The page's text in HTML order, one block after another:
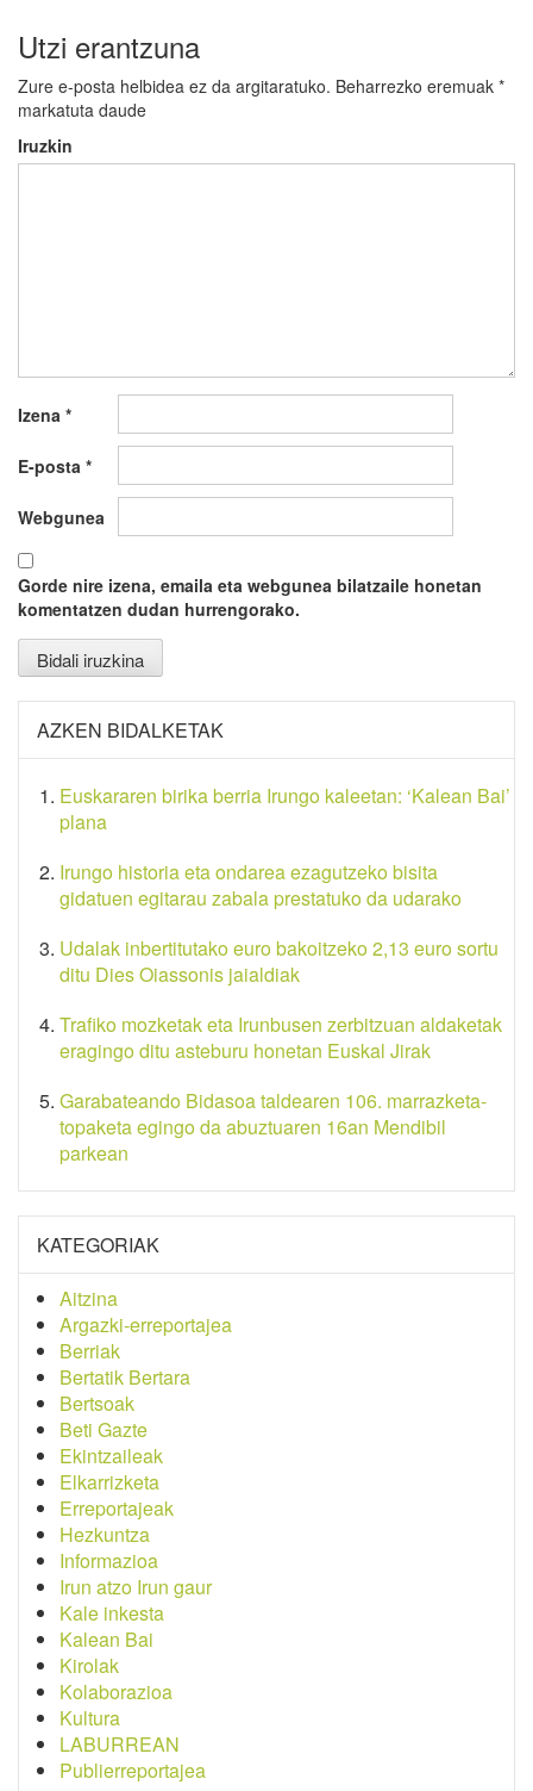
Utzi erantzuna
Zure e-posta helbidea ez da argitaratuko. Beharrezko eremuak *
markatuta daude
Iruzkin
Izena *
E-posta *
Webgunea
Gorde nire izena, emaila eta webgunea bilatzaile honetan
komentatzen dudan hurrengorako.
AZKEN BIDALKETAK
Euskararen birika berria Irungo kaleetan: ‘Kalean Bai’
plana
Irungo historia eta ondarea ezagutzeko bisita
gidatuen egitarau zabala prestatuko da udarako
Udalak inbertitutako euro bakoitzeko 2,13 euro sortu
ditu Dies Oiassonis jaialdiak
Trafiko mozketak eta Irunbusen zerbitzuan aldaketak
eragingo ditu asteburu honetan Euskal Jirak
Garabateando Bidasoa taldearen 106. marrazketa-
topaketa egingo da abuztuaren 16an Mendibil
parkean
KATEGORIAK
Aitzina
Argazki-erreportajea
Berriak
Bertatik Bertara
Bertsoak
Beti Gazte
Ekintzaileak
Elkarrizketa
Erreportajeak
Hezkuntza
Informazioa
Irun atzo Irun gaur
Kale inkesta
Kalean Bai
Kirolak
Kolaborazioa
Kultura
LABURREAN
Publierreportajea